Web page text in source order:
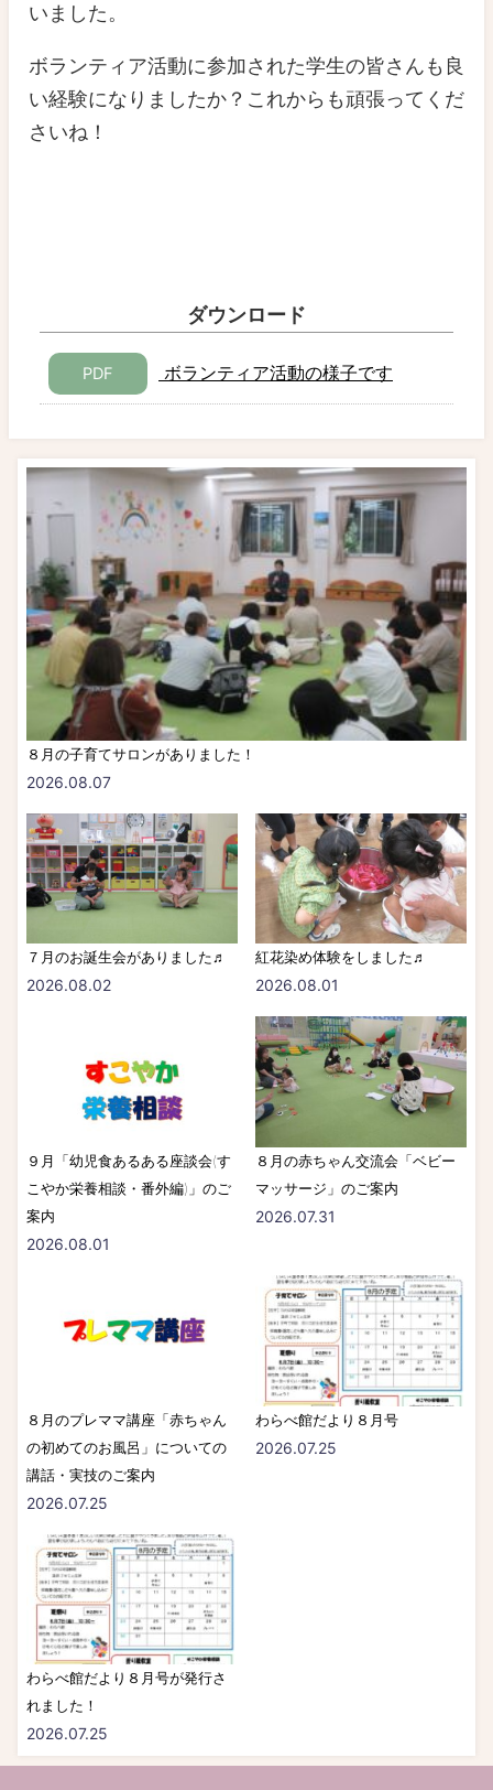
いました。
ボランティア活動に参加された学生の皆さんも良
い経験になりましたか？これからも頑張ってくだ
さいね！
ダウンロード
PDF ボランティア活動の様子です
８月の子育てサロンがありました！
2026.08.07
７月のお誕生会がありました♬
2026.08.02
紅花染め体験をしました♬
2026.08.01
９月「幼児食あるある座談会(す
こやか栄養相談・番外編)」のご
案内
2026.08.01
８月の赤ちゃん交流会「ベビー
マッサージ」のご案内
2026.07.31
８月のプレママ講座「赤ちゃん
の初めてのお風呂」についての
講話・実技のご案内
2026.07.25
わらべ館だより８月号
2026.07.25
わらべ館だより８月号が発行さ
れました！
2026.07.25